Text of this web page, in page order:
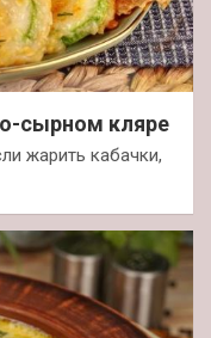
сырном кляре
жарить кабачки,